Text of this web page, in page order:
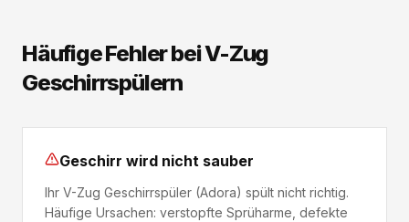
Häufige Fehler bei V-Zug
Geschirrspülern
Geschirr wird nicht sauber
Ihr V-Zug Geschirrspüler (Adora) spült nicht richtig.
Häufige Ursachen: verstopfte Sprüharme, defekte